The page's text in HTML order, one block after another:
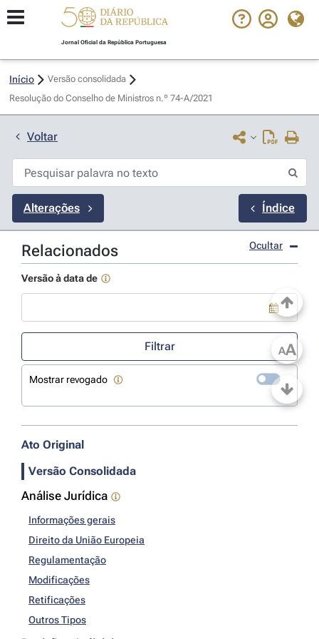
Jornal Oficial da República Portuguesa
Início
Versão consolidada
Resolução do Conselho de Ministros n.º 74-A/2021
Voltar
Alterações Índice
Relacionados Ocultar
Versão à data de
Filtrar
Mostrar revogado
Ato Original
Versão Consolidada
Análise Jurídica
Informações gerais
Direito da União Europeia
Regulamentação
Modificações
Retificações
Outros Tipos
AA